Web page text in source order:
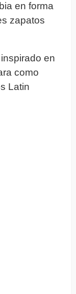
en forma
zapatos
en
como
Latin